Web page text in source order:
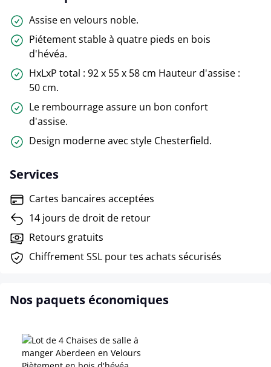
Assise en velours noble.
Piétement stable à quatre pieds en bois
d'hévéa.
HxLxP total : 92 x 55 x 58 cm Hauteur d'assise :
50 cm.
Le rembourrage assure un bon confort
d'assise.
Design moderne avec style Chesterfield.
Services
Cartes bancaires acceptées
14 jours de droit de retour
Retours gratuits
Chiffrement SSL pour tes achats sécurisés
Nos paquets économiques